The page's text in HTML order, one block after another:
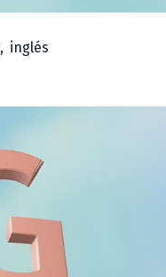
, inglés